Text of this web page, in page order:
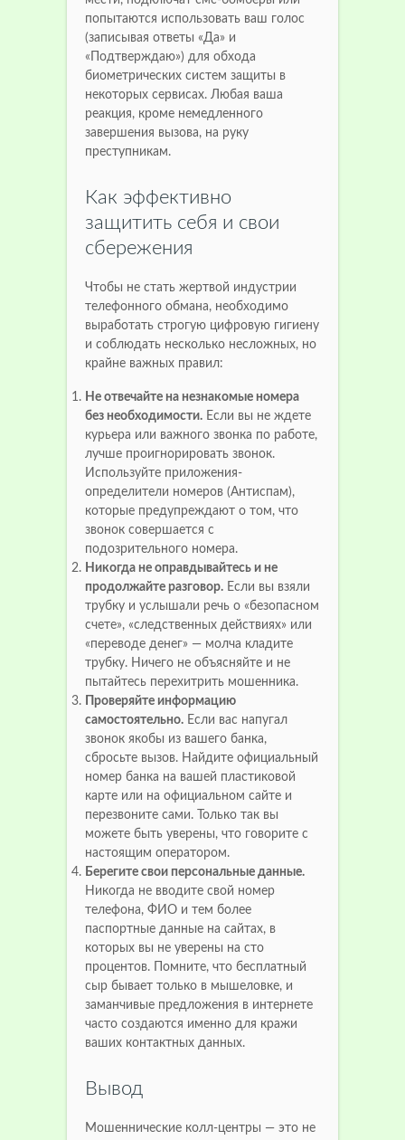
попытаются использовать ваш голос
(записывая ответы «Да» и
«Подтверждаю») для обхода
биометрических систем защиты в
некоторых сервисах. Любая ваша
реакция, кроме немедленного
завершения вызова, на руку
преступникам.
Как эффективно
защитить себя и свои
сбережения
Чтобы не стать жертвой индустрии
телефонного обмана, необходимо
выработать строгую цифровую гигиену
и соблюдать несколько несложных, но
крайне важных правил:
Не отвечайте на незнакомые номера
без необходимости. Если вы не ждете
курьера или важного звонка по работе,
лучше проигнорировать звонок.
Используйте приложения-
определители номеров (Антиспам),
которые предупреждают о том, что
звонок совершается с
подозрительного номера.
Никогда не оправдывайтесь и не
продолжайте разговор. Если вы взяли
трубку и услышали речь о «безопасном
счете», «следственных действиях» или
«переводе денег» — молча кладите
трубку. Ничего не объясняйте и не
пытайтесь перехитрить мошенника.
Проверяйте информацию
самостоятельно. Если вас напугал
звонок якобы из вашего банка,
сбросьте вызов. Найдите официальный
номер банка на вашей пластиковой
карте или на официальном сайте и
перезвоните сами. Только так вы
можете быть уверены, что говорите с
настоящим оператором.
Берегите свои персональные данные.
Никогда не вводите свой номер
телефона, ФИО и тем более
паспортные данные на сайтах, в
которых вы не уверены на сто
процентов. Помните, что бесплатный
сыр бывает только в мышеловке, и
заманчивые предложения в интернете
часто создаются именно для кражи
ваших контактных данных.
Вывод
Мошеннические колл-центры — это не